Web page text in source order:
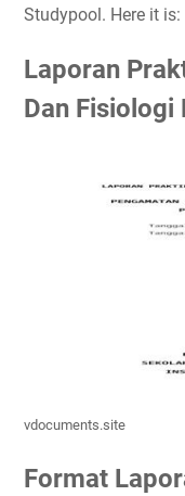
Studypool. Here it is:
Laporan
Dan Fisiologi
vdocuments.site
Format